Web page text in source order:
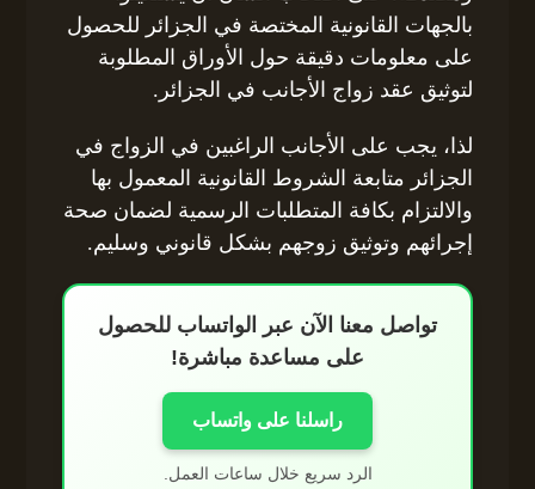
بالجهات القانونية المختصة في الجزائر للحصول
على معلومات دقيقة حول الأوراق المطلوبة
لتوثيق عقد زواج الأجانب في الجزائر.
لذا، يجب على الأجانب الراغبين في الزواج في
الجزائر متابعة الشروط القانونية المعمول بها
والالتزام بكافة المتطلبات الرسمية لضمان صحة
إجرائهم وتوثيق زوجهم بشكل قانوني وسليم.
تواصل معنا الآن عبر الواتساب للحصول
على مساعدة مباشرة!
راسلنا على واتساب
الرد سريع خلال ساعات العمل.